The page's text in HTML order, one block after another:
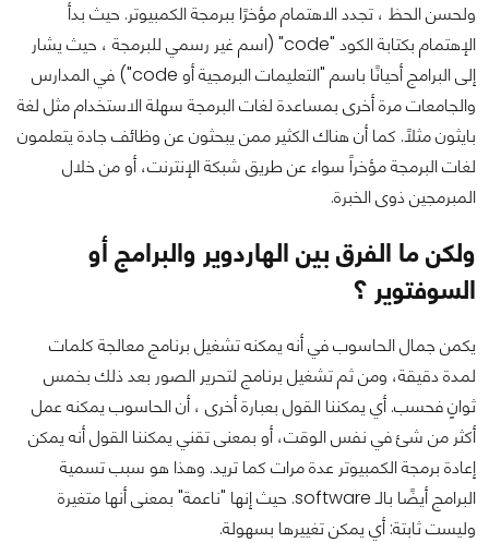
ولحسن الحظ ، تجدد الاهتمام مؤخرًا ببرمجة الكمبيوتر. حيث بدأ
الإهتمام بكتابة الكود "code" (اسم غير رسمي للبرمجة ، حيث يشار
إلى البرامج أحيانًا باسم "التعليمات البرمجية أو code") في المدارس
والجامعات مرة أخرى بمساعدة لغات البرمجة سهلة الاستخدام مثل لغة
بايثون مثلاً. كما أن هناك الكثير ممن يبحثون عن وظائف جادة يتعلمون
لغات البرمجة مؤخراً سواء عن طريق شبكة الإنترنت، أو من خلال
المبرمجين ذوى الخبرة.
ولكن ما الفرق بين الهاردوير والبرامج أو
السوفتوير ؟
يكمن جمال الحاسوب في أنه يمكنه تشغيل برنامج معالجة كلمات
لمدة دقيقة، ومن ثم تشغيل برنامج لتحرير الصور بعد ذلك بخمس
ثوانٍ فحسب. أي يمكننا القول بعبارة أخرى ، أن الحاسوب يمكنه عمل
أكثر من شئ في نفس الوقت، أو بمعنى تقني يمكننا القول أنه يمكن
إعادة برمجة الكمبيوتر عدة مرات كما تريد. وهذا هو سبب تسمية
البرامج أيضًا بالـ software. حيث إنها "ناعمة" بمعنى أنها متغيرة
وليست ثابتة: أي يمكن تغييرها بسهولة.